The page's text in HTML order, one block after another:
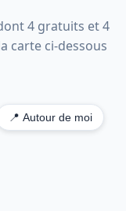
4 gratuits et 4
carte ci-dessous
📍 Autour de moi